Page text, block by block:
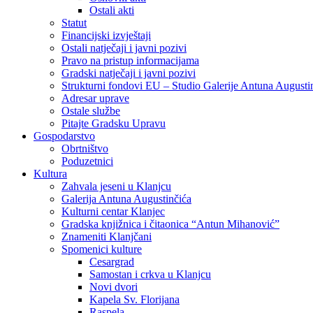
Ostali akti
Statut
Financijski izvještaji
Ostali natječaji i javni pozivi
Pravo na pristup informacijama
Gradski natječaji i javni pozivi
Strukturni fondovi EU – Studio Galerije Antuna
Adresar uprave
Ostale službe
Pitajte Gradsku Upravu
Gospodarstvo
Obrtništvo
Poduzetnici
Kultura
Zahvala jeseni u Klanjcu
Galerija Antuna Augustinčića
Kulturni centar Klanjec
Gradska knjižnica i čitaonica “Antun Mihanović”
Znameniti Klanjčani
Spomenici kulture
Cesargrad
Samostan i crkva u Klanjcu
Novi dvori
Kapela Sv. Florijana